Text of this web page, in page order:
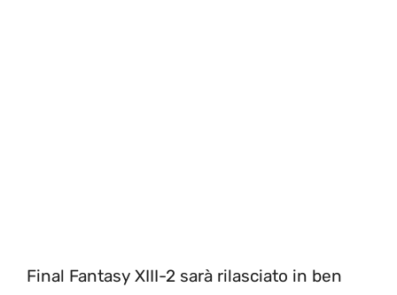
Final Fantasy XIII-2 sarà rilasciato in ben